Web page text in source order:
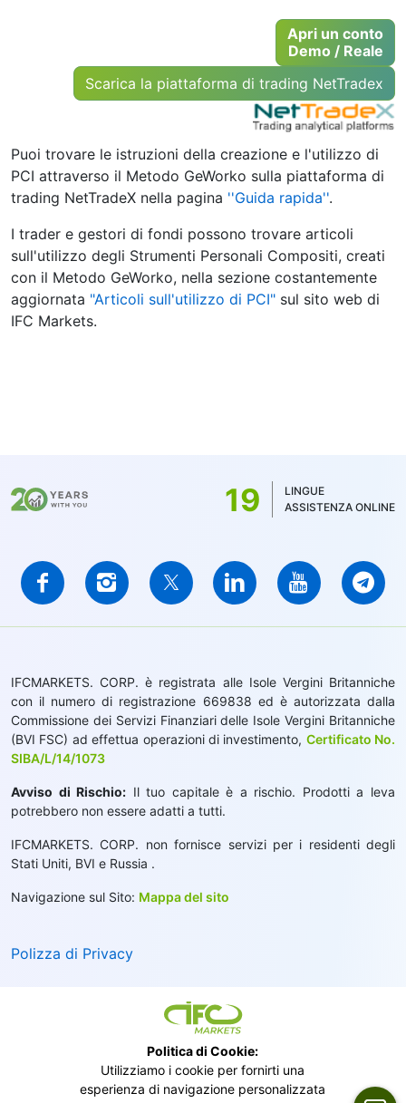
Apri un conto
Demo / Reale
Scarica la piattaforma di trading NetTradex
Puoi trovare le istruzioni della creazione e l'utilizzo di
PCI attraverso il Metodo GeWorko sulla piattaforma di
trading NetTradeX nella pagina ''Guida rapida''.
I trader e gestori di fondi possono trovare articoli
sull'utilizzo degli Strumenti Personali Compositi, creati
con il Metodo GeWorko, nella sezione costantemente
aggiornata "Articoli sull'utilizzo di PCI" sul sito web di
IFC Markets.
19
LINGUE
ASSISTENZA ONLINE
IFCMARKETS. CORP. è registrata alle Isole Vergini Britanniche
con il numero di registrazione 669838 ed è autorizzata dalla
Commissione dei Servizi Finanziari delle Isole Vergini Britanniche
(BVI FSC) ad effettua operazioni di investimento, Certificato No.
SIBA/L/14/1073
Avviso di Rischio: Il tuo capitale è a rischio. Prodotti a leva
potrebbero non essere adatti a tutti.
IFCMARKETS. CORP. non fornisce servizi per i residenti degli
Stati Uniti, BVI e Russia .
Navigazione sul Sito: Mappa del sito
Polizza di Privacy
Politica di Cookie:
Utilizziamo i cookie per fornirti una
esperienza di navigazione personalizzata